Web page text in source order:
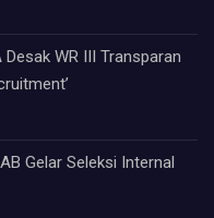
WR III Transparan
Gelar Seleksi Internal